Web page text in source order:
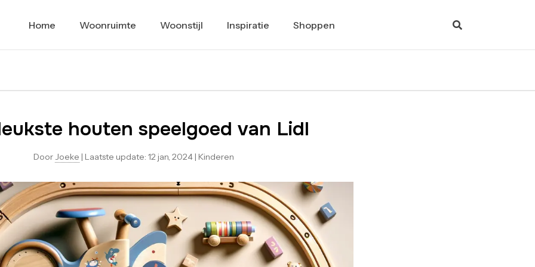
Home Woonruimte Woonstijl Inspiratie Shoppen
houten speelgoed van Lidl
Door Joeke | Laatste update: 12 jan, 2024 | Kinderen